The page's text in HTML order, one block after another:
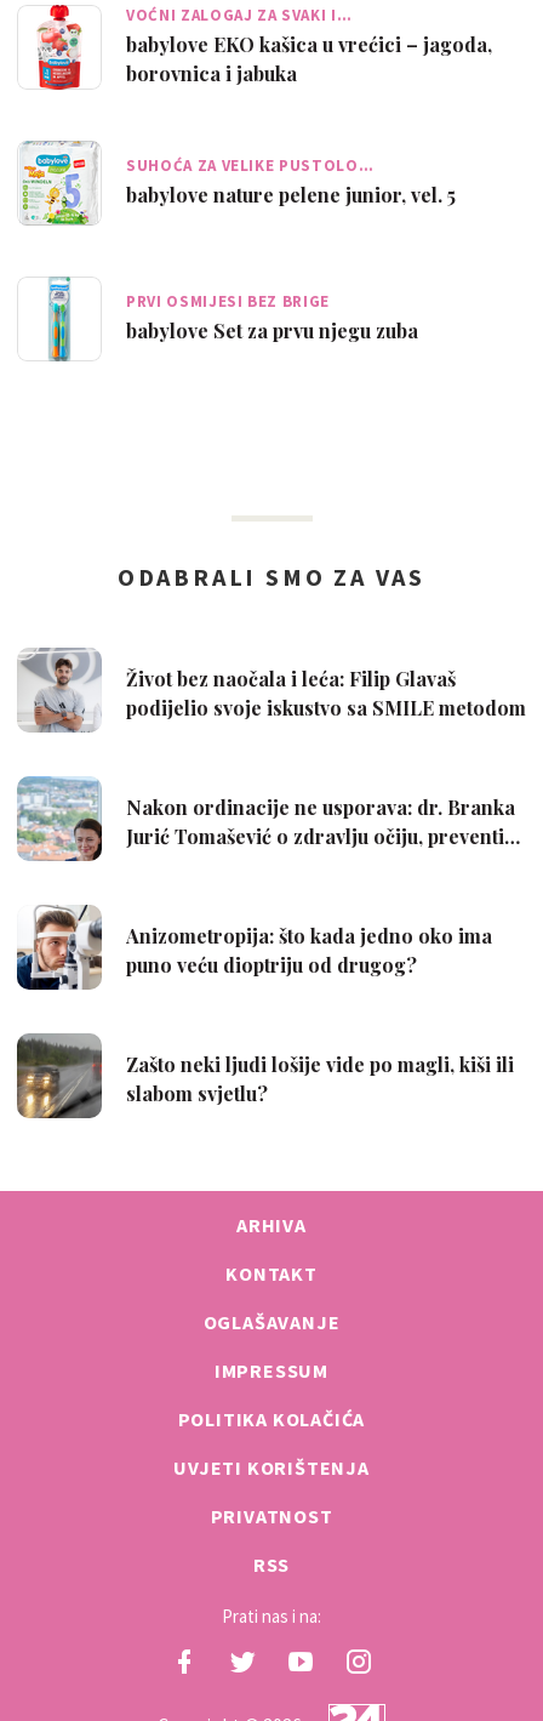
VOĆNI ZALOGAJ ZA SVAKI I…
babylove EKO kašica u vrećici – jagoda,
borovnica i jabuka
SUHOĆA ZA VELIKE PUSTOLO…
babylove nature pelene junior, vel. 5
PRVI OSMIJESI BEZ BRIGE
babylove Set za prvu njegu zuba
ARHIVA
KONTAKT
OGLAŠAVANJE
IMPRESSUM
POLITIKA KOLAČIĆA
UVJETI KORIŠTENJA
PRIVATNOST
RSS
Prati nas i na: